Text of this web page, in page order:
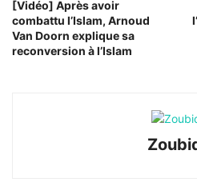
[Vidéo] Après avoir
combattu l’Islam, Arnoud
Van Doorn explique sa
reconversion à l’Islam